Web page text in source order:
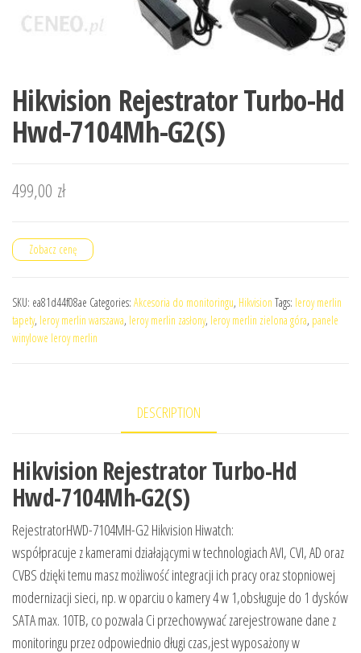
Hikvision Rejestrator Turbo-Hd
Hwd-7104Mh-G2(S)
499,00 zł
Zobacz cenę
SKU: ea81d44f08ae Categories: Akcesoria do monitoringu, Hikvision Tags: leroy merlin
tapety, leroy merlin warszawa, leroy merlin zasłony, leroy merlin zielona góra, panele
winylowe leroy merlin
DESCRIPTION
Hikvision Rejestrator Turbo-Hd
Hwd-7104Mh-G2(S)
RejestratorHWD-7104MH-G2 Hikvision Hiwatch:
współpracuje z kamerami działającymi w technologiach AVI, CVI, AD oraz
CVBS dzięki temu masz możliwość integracji ich pracy oraz stopniowej
modernizacji sieci, np. w oparciu o kamery 4 w 1,obsługuje do 1 dysków
SATA max. 10TB, co pozwala Ci przechowywać zarejestrowane dane z
monitoringu przez odpowiednio długi czas,jest wyposażony w